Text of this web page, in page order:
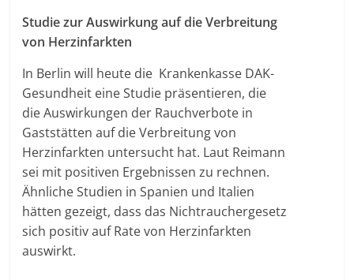
Studie zur Auswirkung auf die Verbreitung
von Herzinfarkten
In Berlin will heute die Krankenkasse DAK-
Gesundheit eine Studie präsentieren, die
die Auswirkungen der Rauchverbote in
Gaststätten auf die Verbreitung von
Herzinfarkten untersucht hat. Laut Reimann
sei mit positiven Ergebnissen zu rechnen.
Ähnliche Studien in Spanien und Italien
hätten gezeigt, dass das Nichtrauchergesetz
sich positiv auf Rate von Herzinfarkten
auswirkt.